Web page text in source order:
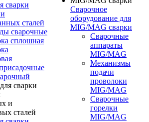
сварки
сталей
сварочные
сплошная
Сварочное
оборудование для
MIG/MAG сварки
Сварочные
аппараты
MIG/MAG
Механизмы
подачи
проволоки
MIG/MAG
Сварочные
горелки
MIG/MAG